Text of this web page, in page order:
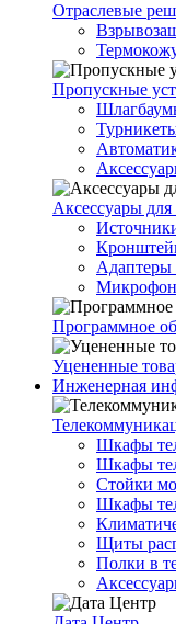
Отраслевые
Пропускные
Аксессуары
Адаптеры
Программное
Уцененные
Инженерная
Шкафы
Шкафы
Стойки
Шкафы
Щиты
Полки в